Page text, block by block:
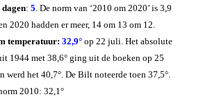
: 5. De norm van ‘2010 om 2020’ is 3,9
2020 hadden er meer, 14 om 13 om 12.
temperatuur: 32,9° op 22 juli. Het absolute
1944 met 38,6° ging uit de boeken op 25
het 40,7°. De Bilt noteerde toen 37,5°.
2010: 32,1°